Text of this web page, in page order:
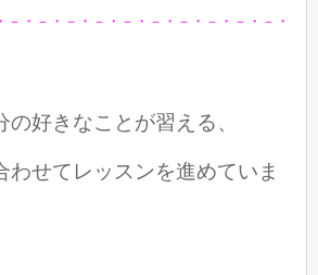
－・－・－・－・－・－・－・－・－・－・
好きなことが習える、
わせて レッスンを進めていま